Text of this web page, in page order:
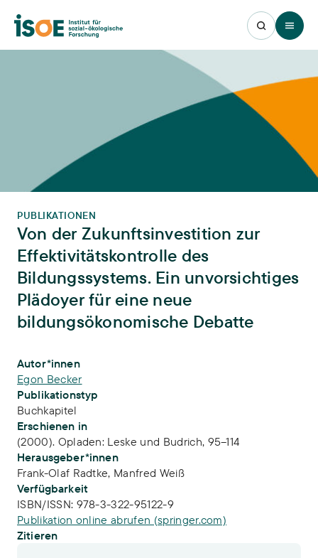
Open
PUBLIKATIONEN
Von der Zukunftsinvestition zur
Effektivitätskontrolle des
Bildungssystems. Ein unvorsichtiges
Plädoyer für eine neue
bildungsökonomische Debatte
Publikations-Infos
Autor*innen
Egon Becker
Publikationstyp
Buchkapitel
Erschienen in
(2000). Opladen: Leske und Budrich, 95–114
Herausgeber*innen
Frank-Olaf Radtke, Manfred Weiß
Verfügbarkeit
ISBN/ISSN: 978-3-322-95122-9
Publikation online abrufen (springer.com)
Zitieren